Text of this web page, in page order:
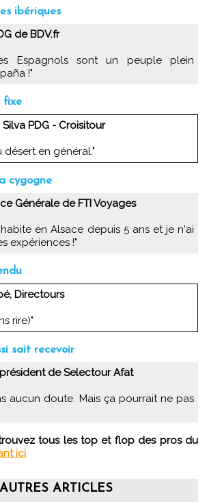
ibériques
de BDV.fr
Espagnols sont un peuple plein
!"
fixe
Silva PDG - Croisitour
désert en général."
cygogne
Générale de FTI Voyages
en Alsace depuis 5 ans et je n'ai
expériences !"
Directours
rire)"
sait recevoir
président de Selectour Afat
aucun doute. Mais ça pourrait ne pas
ici
AUTRES ARTICLES